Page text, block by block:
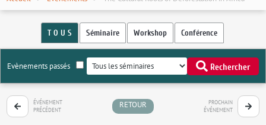
T O U S Séminaire Workshop Conférence
Evènements passés Rechercher
ÉVÉNEMENT
PRÉCÉDENT
RETOUR
PROCHAIN
ÉVÉNEMENT